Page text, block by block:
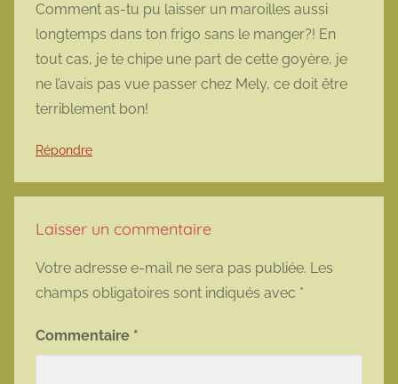
Comment as-tu pu laisser un maroilles aussi
longtemps dans ton frigo sans le manger?! En
tout cas, je te chipe une part de cette goyère, je
ne l’avais pas vue passer chez Mely, ce doit être
terriblement bon!
Répondre
Laisser un commentaire
Votre adresse e-mail ne sera pas publiée. Les
champs obligatoires sont indiqués avec *
Commentaire *